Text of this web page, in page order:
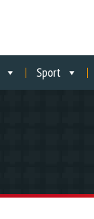
Sport